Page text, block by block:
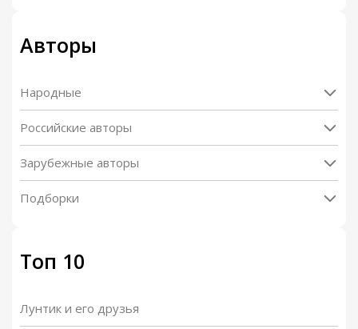
Авторы
Народные
Российские авторы
Зарубежные авторы
Подборки
Топ 10
Лунтик и его друзья